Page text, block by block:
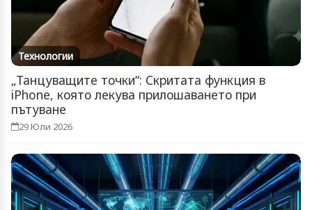
Технологии
„Танцуващите точки“: Скритата функция в
iPhone, която лекува прилошаването при
пътуване
29 Юли 2026